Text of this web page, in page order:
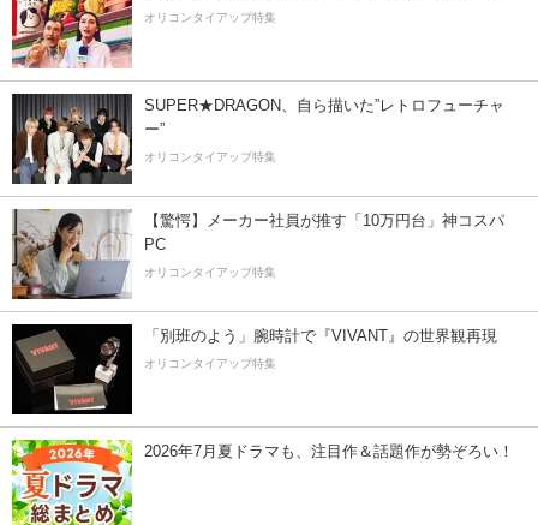
オリコンタイアップ特集
SUPER★DRAGON、自ら描いた”レトロフューチャ
ー”
オリコンタイアップ特集
【驚愕】メーカー社員が推す「10万円台」神コスパ
PC
オリコンタイアップ特集
「別班のよう」腕時計で『VIVANT』の世界観再現
オリコンタイアップ特集
2026年7月夏ドラマも、注目作＆話題作が勢ぞろい！